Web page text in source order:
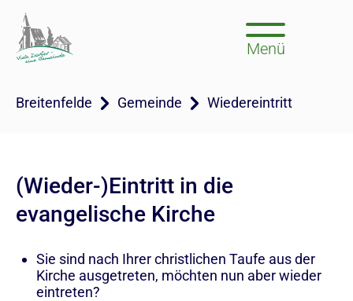
Menü
Breitenfelde Gemeinde Wiedereintritt
(Wieder-)Eintritt in die
evangelische Kirche
Sie sind nach Ihrer christlichen Taufe aus der
Kirche ausgetreten, möchten nun aber wieder
eintreten?